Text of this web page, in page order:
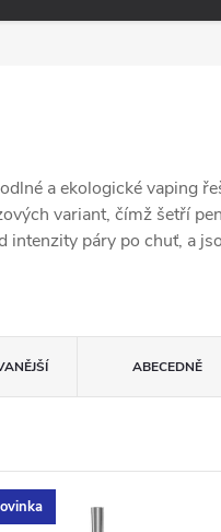
a ekologické vaping
variant, čímž šetří
intenzity páry po chuť, a
ABECEDNĚ